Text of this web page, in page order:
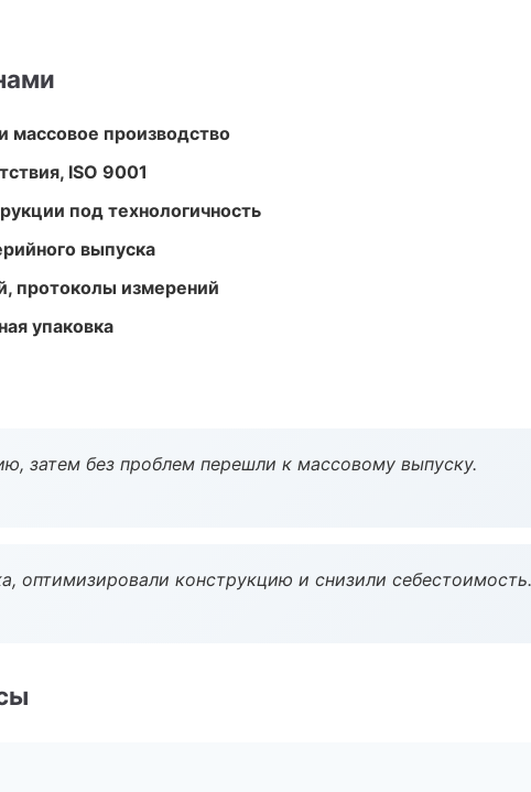
массовое производство
ISO 9001
под технологичность
выпуска
протоколы измерений
упаковка
затем без проблем перешли к массовому выпуску.
оптимизировали конструкцию и снизили себестоимость.